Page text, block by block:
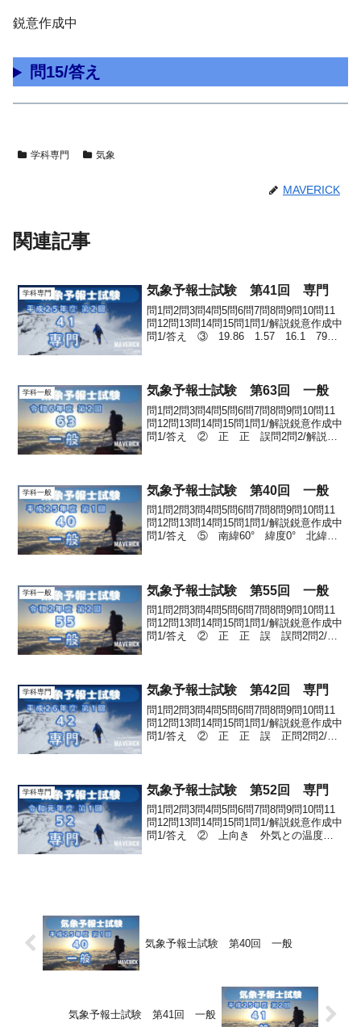
鋭意作成中
問15/答え
学科専門 気象
MAVERICK
関連記事
学科専門 気象予報士試験 第41回 専門
問1問2問3問4問5問6問7問8問9問10問11
問12問13問14問15問1問1/解説鋭意作成中
問1/答え ③ 19.86 1.57 16.1 79問
学科一般 気象予報士試験 第63回 一般
問1問2問3問4問5問6問7問8問9問10問11
問12問13問14問15問1問1/解説鋭意作成中
問1/答え ② 正 正 誤問2問2/解説鋭
学科一般 気象予報士試験 第40回 一般
問1問2問3問4問5問6問7問8問9問10問11
問12問13問14問15問1問1/解説鋭意作成中
問1/答え ⑤ 南緯60° 緯度0° 北緯45°
学科一般 気象予報士試験 第55回 一般
問1問2問3問4問5問6問7問8問9問10問11
問12問13問14問15問1問1/解説鋭意作成中
問1/答え ② 正 正 誤 誤問2問2/解
学科専門 気象予報士試験 第42回 専門
問1問2問3問4問5問6問7問8問9問10問11
問12問13問14問15問1問1/解説鋭意作成中
問1/答え ② 正 正 誤 正問2問2/解
学科専門 気象予報士試験 第52回 専門
問1問2問3問4問5問6問7問8問9問10問11
問12問13問14問15問1問1/解説鋭意作成中
問1/答え ② 上向き 外気との温度
気象予報士試験 第40回 一般
気象予報士試験 第41回 一般